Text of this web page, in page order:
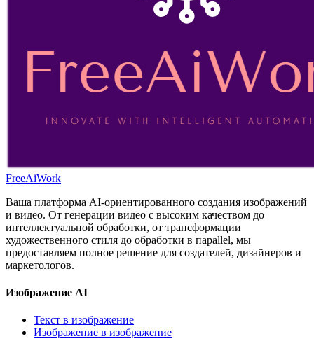
FreeAiWork
Ваша платформа AI-ориентированного создания изображений
и видео. От генерации видео с высоким качеством до
интеллектуальной обработки, от трансформации
художественного стиля до обработки в парallel, мы
предоставляем полное решение для создателей, дизайнеров и
маркетологов.
Изображение AI
Текст в изображение
Изображение в изображение